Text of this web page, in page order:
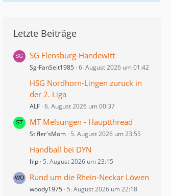
Letzte Beiträge
SG Flensburg-Handewitt
Sg-FanSeit1985 6. August 2026 um 01:42
HSG Nordhorn-Lingen zurück in
der 2. Liga
ALF 6. August 2026 um 00:37
MT Melsungen - Hauptthread
Stifler'sMom 5. August 2026 um 23:55
Handball bei DYN
hlp 5. August 2026 um 23:15
Rund um die Rhein-Neckar Löwen
woody1975 5. August 2026 um 22:18